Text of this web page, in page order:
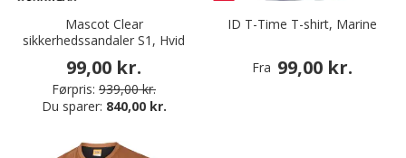
Mascot Clear
sikkerhedssandaler S1, Hvid
99,00 kr.
Førpris: 939,00 kr.
Du sparer: 840,00 kr.
ID T-Time T-shirt, Marine
Fra 99,00 kr.